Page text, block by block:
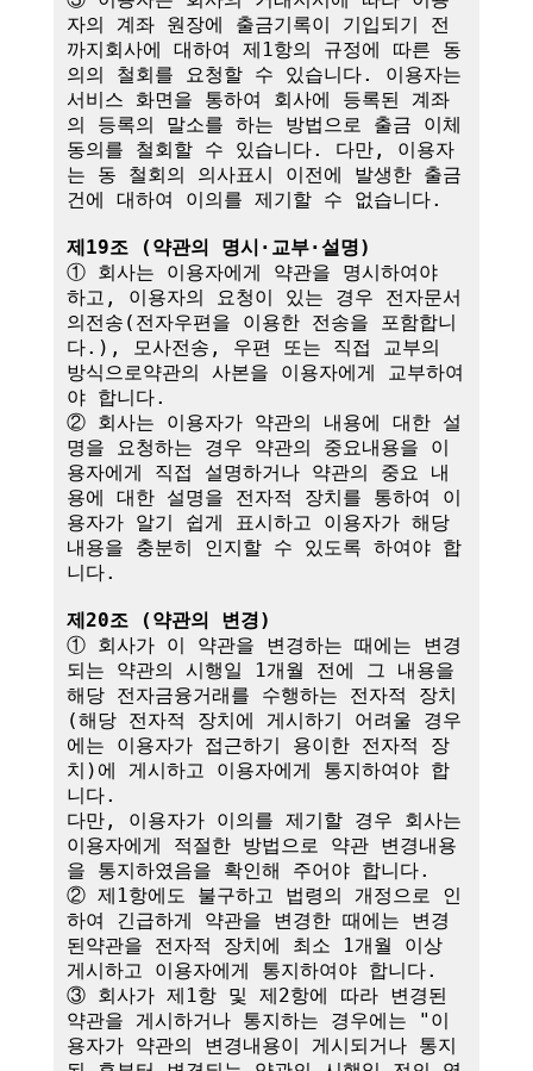
자의 계좌 원장에 출금기록이 기입되기 전
까지회사에 대하여 제1항의 규정에 따른 동
의의 철회를 요청할 수 있습니다. 이용자는
서비스 화면을 통하여 회사에 등록된 계좌
의 등록의 말소를 하는 방법으로 출금 이체
동의를 철회할 수 있습니다. 다만, 이용자
는 동 철회의 의사표시 이전에 발생한 출금
건에 대하여 이의를 제기할 수 없습니다.
제19조 (약관의 명시·교부·설명)
① 회사는 이용자에게 약관을 명시하여야
하고, 이용자의 요청이 있는 경우 전자문서
의전송(전자우편을 이용한 전송을 포함합니
다.), 모사전송, 우편 또는 직접 교부의
방식으로약관의 사본을 이용자에게 교부하여
야 합니다.
② 회사는 이용자가 약관의 내용에 대한 설
명을 요청하는 경우 약관의 중요내용을 이
용자에게 직접 설명하거나 약관의 중요 내
용에 대한 설명을 전자적 장치를 통하여 이
용자가 알기 쉽게 표시하고 이용자가 해당
내용을 충분히 인지할 수 있도록 하여야 합
니다.
제20조 (약관의 변경)
① 회사가 이 약관을 변경하는 때에는 변경
되는 약관의 시행일 1개월 전에 그 내용을
해당 전자금융거래를 수행하는 전자적 장치
(해당 전자적 장치에 게시하기 어려울 경우
에는 이용자가 접근하기 용이한 전자적 장
치)에 게시하고 이용자에게 통지하여야 합
니다.
다만, 이용자가 이의를 제기할 경우 회사는
이용자에게 적절한 방법으로 약관 변경내용
을 통지하였음을 확인해 주어야 합니다.
② 제1항에도 불구하고 법령의 개정으로 인
하여 긴급하게 약관을 변경한 때에는 변경
된약관을 전자적 장치에 최소 1개월 이상
게시하고 이용자에게 통지하여야 합니다.
③ 회사가 제1항 및 제2항에 따라 변경된
약관을 게시하거나 통지하는 경우에는 "이
용자가 약관의 변경내용이 게시되거나 통지